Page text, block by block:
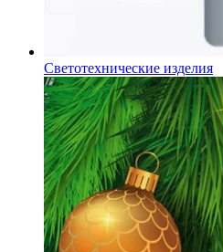
Светотехнические изделия